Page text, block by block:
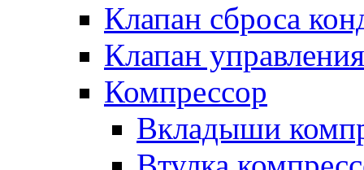
Клапан сброса
Клапан управления
Компрессор
Вкладыши